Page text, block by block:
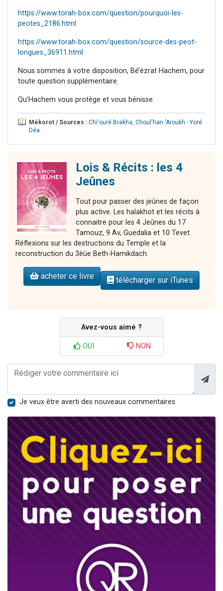
https://www.torah-box.com/question/pourquoi-les-
peotes_2186.html
https://www.torah-box.com/question/source-des-peot-
longues_36911.html
Nous sommes à votre disposition, Bé’ézrat Hachem, pour
toute question supplémentaire.
Qu’Hachem vous protège et vous bénisse.
Mékorot / Sources : Chi'ouré Brakha, Choul'han 'Aroukh - Yoré
Déa.
Lois & Récits : les 4
Jeûnes
Tout pour passer des jeûnes de façon
plus active. Les halakhot et les récits à
connaitre pour les 4 Jeûnes du 17
Tamouz, 9 Av, Guedalia et 10 Tevet.
Réflexions sur les destructions du Temple et la
reconstruction du 3èùe Beth-Hamikdach.
acheter ce livre télécharger sur iTunes
Avez-vous aimé ?
OUI NON
Je veux être averti des nouveaux commentaires